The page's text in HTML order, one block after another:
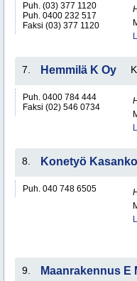
Puh. (03) 377 1120
Puh. 0400 232 517
Faksi (03) 377 1120
7. Hemmilä K Oy
Puh. 0400 784 444
Faksi (02) 546 0734
8. Konetyö
Puh. 040 748 6505
9. Maanrakennus E